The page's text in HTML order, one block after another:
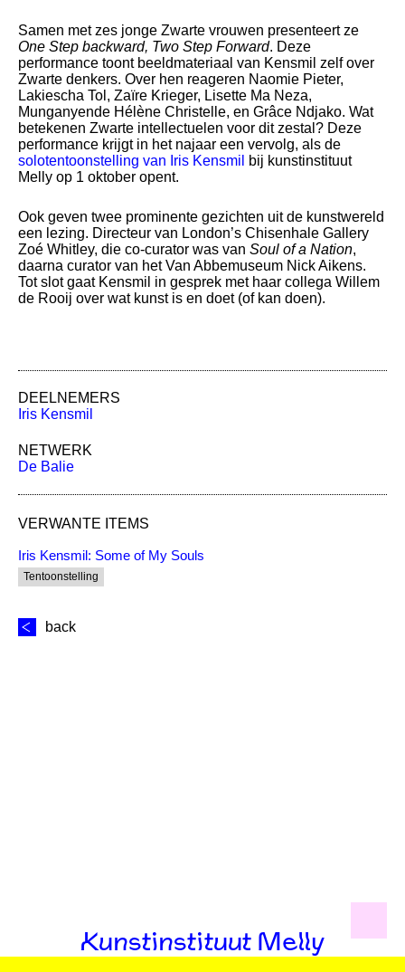
Samen met zes jonge Zwarte vrouwen presenteert ze
One Step backward, Two Step Forward. Deze
performance toont beeldmateriaal van Kensmil zelf over
Zwarte denkers. Over hen reageren Naomie Pieter,
Lakiescha Tol, Zaïre Krieger, Lisette Ma Neza,
Munganyende Hélène Christelle, en Grâce Ndjako. Wat
betekenen Zwarte intellectuelen voor dit zestal? Deze
performance krijgt in het najaar een vervolg, als de
solotentoonstelling van Iris Kensmil
bij kunstinstituut
Melly op 1 oktober opent.
Ook geven twee prominente gezichten uit de kunstwereld
een lezing. Directeur van London’s Chisenhale Gallery
Zoé Whitley, die co-curator was van Soul of a Nation,
daarna curator van het Van Abbemuseum Nick Aikens.
Tot slot gaat Kensmil in gesprek met haar collega Willem
de Rooij over wat kunst is en doet (of kan doen).
DEELNEMERS
Iris Kensmil
NETWERK
De Balie
VERWANTE ITEMS
Iris Kensmil: Some of My Souls
Tentoonstelling
back
Kunstinstituut Melly